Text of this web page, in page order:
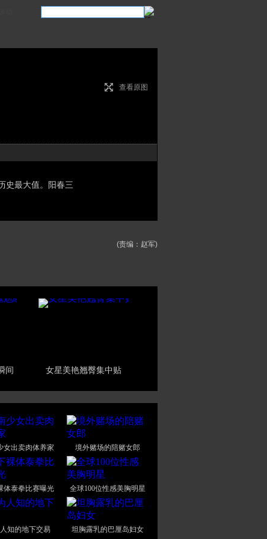
查看原图
史最大值。阳春三
(责编：赵军)
间 女星美艳翘臀集中贴
女出卖肉体养家 境外赌场的陪赌女郎
体泰拳比赛曝光 全球100位性感美胸明星
知的地下交易 坦胸露乳的巴厘岛妇女